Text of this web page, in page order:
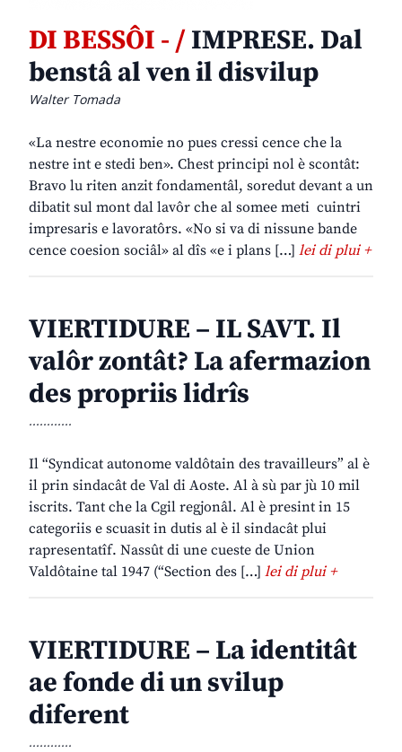
DI BESSÔI - /IMPRESE. Dal
benstâ al ven il disvilup
Walter Tomada
«La nestre economie no pues cressi cence che la
nestre int e stedi ben». Chest principi nol è scontât:
Bravo lu riten anzit fondamentâl, soredut devant a un
dibatit sul mont dal lavôr che al somee meti cuintri
impresaris e lavoratôrs. «No si va di nissune bande
cence coesion sociâl» al dîs «e i plans […] lei di plui +
VIERTIDURE – IL SAVT. Il
valôr zontât? La afermazion
des propriis lidrîs
............
Il “Syndicat autonome valdôtain des travailleurs” al è
il prin sindacât de Val di Aoste. Al à sù par jù 10 mil
iscrits. Tant che la Cgil regjonâl. Al è presint in 15
categoriis e scuasit in dutis al è il sindacât plui
rapresentatîf. Nassût di une cueste de Union
Valdôtaine tal 1947 (“Section des […] lei di plui +
VIERTIDURE – La identitât
ae fonde di un svilup
diferent
............